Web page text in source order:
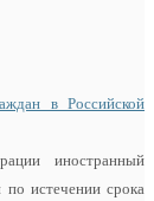
в Российской
иностранный
по истечении срока